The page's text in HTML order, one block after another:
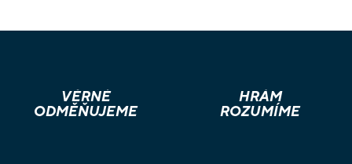
VĚRNÉ
ODMĚŇUJEME
HRÁM
ROZUMÍME